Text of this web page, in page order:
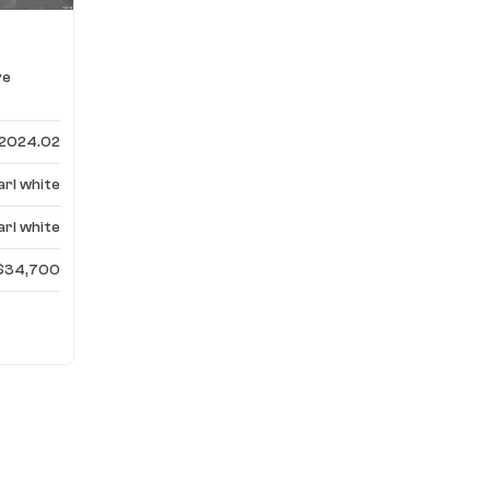
white
white